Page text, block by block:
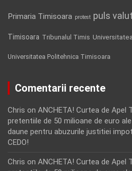
Primaria Timisoara protest puls
Timisoara Tribunalul Timis
Universitatea Politehnica Timisoara
Comentarii recente
Chris on ANCHETA! Curtea de Apel
pretentiile de 50 milioane de euro
daune pentru abuzurile justitiei
CEDO!
Chris on ANCHETA! Curtea de Apel